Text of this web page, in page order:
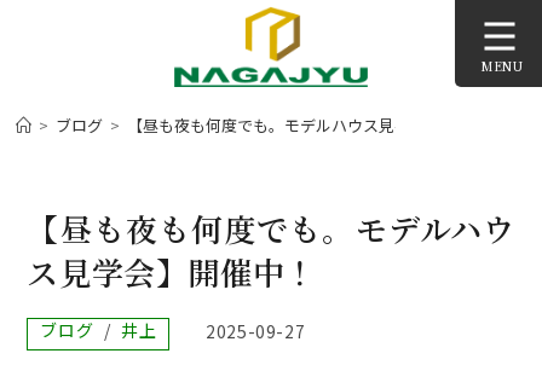
MENU
> ブログ > 【昼も夜も何度でも。モデルハウス見学会】開催中！
【昼も夜も何度でも。モデルハウ
ス見学会】開催中！
投
稿
ブログ / 井上
投
2025-09-27